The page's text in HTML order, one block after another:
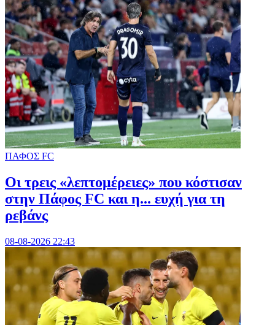
ΠΑΦΟΣ FC
Οι τρεις «λεπτομέρειες» που κόστισαν
στην Πάφος FC και η... ευχή για τη
ρεβάνς
08-08-2026 22:43